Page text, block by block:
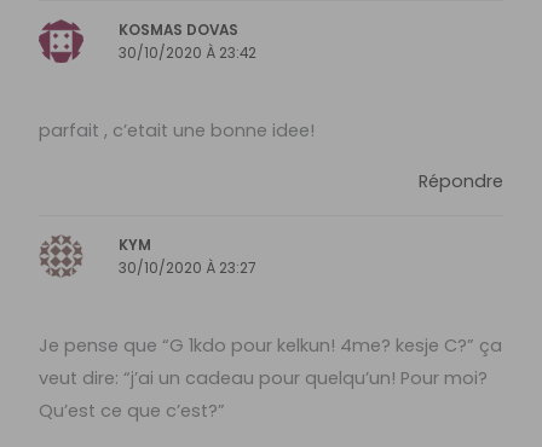
KOSMAS DOVAS
30/10/2020 À 23:42
parfait , c’etait une bonne idee!
Répondre
KYM
30/10/2020 À 23:27
Je pense que “G 1kdo pour kelkun! 4me? kesje C?” ça
veut dire: “j’ai un cadeau pour quelqu’un! Pour moi?
Qu’est ce que c’est?”